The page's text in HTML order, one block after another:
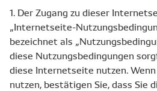
1. Der Zugang zu dieser
„Internetseite-
bezeichnet als
diese Nutzungsbedingungen
diese Internetseite nutzen.
nutzen, bestätigen Sie, dass Sie